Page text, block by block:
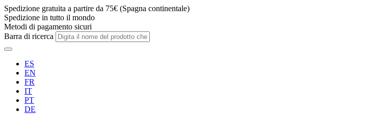
Spedizione gratuita a partire da 75€ (Spagna continentale)
Spedizione in tutto il mondo
Metodi di pagamento sicuri
Barra di ricerca
ES
EN
FR
IT
PT
DE